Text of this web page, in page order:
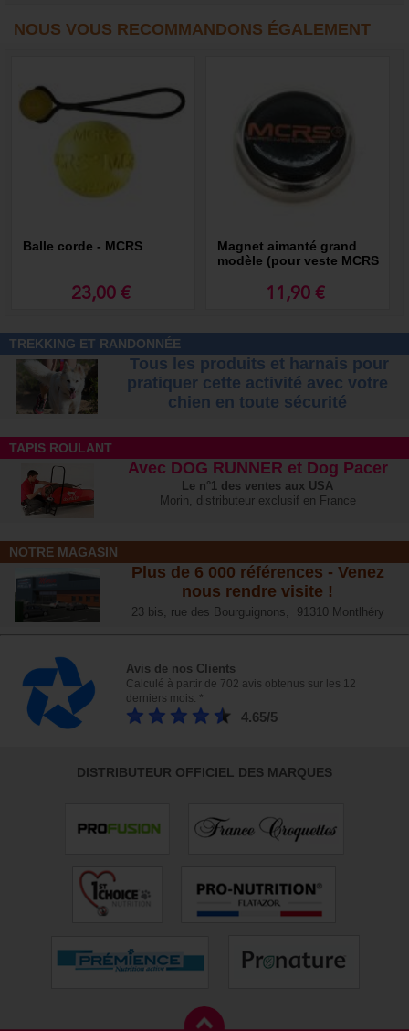
NOUS VOUS RECOMMANDONS ÉGALEMENT
Balle corde - MCRS
23,00 €
Magnet aimanté grand
modèle (pour veste MCRS
11,90 €
TREKKING ET RANDONNÉE
Tous les produits et harnais pour
pratiquer cette activité avec votre
chien en toute sécurité
TAPIS ROULANT
Avec DOG RUNNER et Dog Pacer
Le n°1 des ventes aux USA
Morin, distributeur exclusif en France
NOTRE MAGASIN
Plus de 6 000 références - Venez
nous rendre visite !
23 bis, rue des Bourguignons, 91310 Montlhéry
Avis de nos Clients
Calculé à partir de 702 avis obtenus sur les 12
derniers mois. *
4.65/5
DISTRIBUTEUR OFFICIEL DES MARQUES